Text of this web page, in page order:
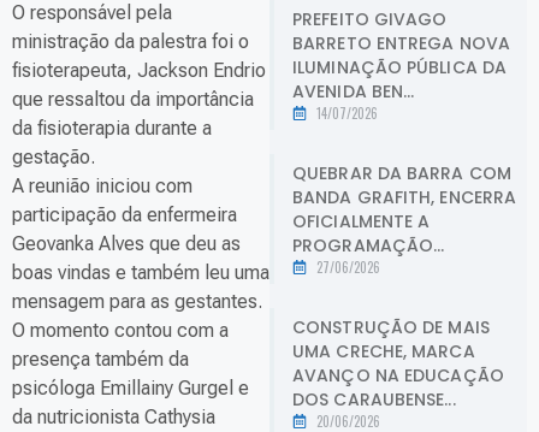
O responsável pela
ministração da palestra foi o
fisioterapeuta, Jackson Endrio
que ressaltou da importância
da fisioterapia durante a
gestação.
A reunião iniciou com
participação da enfermeira
Geovanka Alves que deu as
boas vindas e também leu uma
mensagem para as gestantes.
O momento contou com a
presença também da
psicóloga Emillainy Gurgel e
da nutricionista Cathysia
PREFEITO GIVAGO
BARRETO ENTREGA NOVA
ILUMINAÇÃO PÚBLICA DA
AVENIDA BEN...
14/07/2026
QUEBRAR DA BARRA COM
BANDA GRAFITH, ENCERRA
OFICIALMENTE A
PROGRAMAÇÃO...
27/06/2026
CONSTRUÇÃO DE MAIS
UMA CRECHE, MARCA
AVANÇO NA EDUCAÇÃO
DOS CARAUBENSE...
20/06/2026